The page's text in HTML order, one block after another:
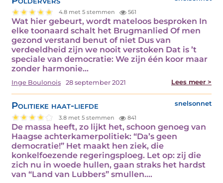
4.8 met 5 stemmen 561
Wat hier gebeurt, wordt mateloos besproken In
elke toonaard schalt het Brugmanlied Of men
gezond verstand benut of niet Dus van
verdeeldheid zijn we nooit verstoken Dat is ’t
speciale van democratie: We zijn één koor maar
zonder harmonie…
Inge Boulonois 28 september 2021 Lees meer >
Politieke haat-liefde snelsonnet
3.8 met 5 stemmen 841
De massa heeft, zo lijkt het, schoon genoeg van
Haagse achterkamerpolitiek: “Da’s geen
democratie!” Het maakt hen ziek, die
konkelfoezende regeringsploeg. Let op: zij die
zich nu in woede hullen, gaan straks het hardst
van “Land van Lubbers” smullen.…